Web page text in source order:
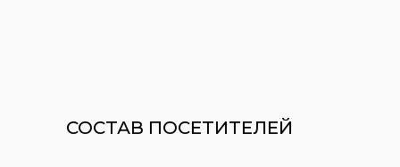
СОСТАВ ПОСЕТИТЕЛЕЙ